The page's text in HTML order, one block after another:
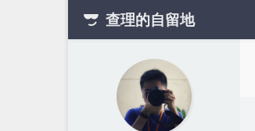
查理的自留地